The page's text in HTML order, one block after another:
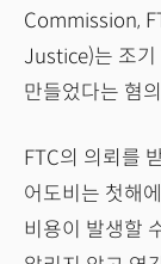
Commission,
Justice)는 조기
만들었다는 혐
FTC의 의뢰를
어도비는 첫해
비용이 발생할